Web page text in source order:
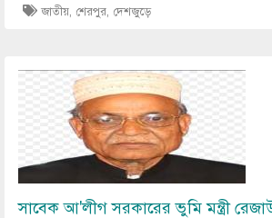
জাতীয়, শেরপুর, দেশজুড়ে
সাবেক আ'লীগ সরকারের ভুমি মন্ত্রী